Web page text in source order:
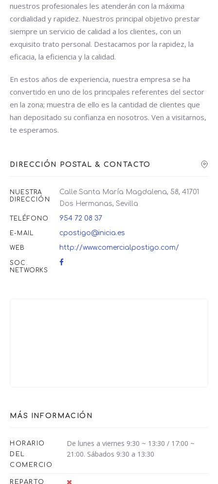
nuestros profesionales les atenderán con la máxima
cordialidad y rapidez. Nuestros principal objetivo prestar
siempre un servicio de calidad a los clientes, con un
exquisito trato personal. Destacamos por la rapidez, la
eficacia, la eficiencia y la calidad.
En estos años de experiencia, nuestra empresa se ha
convertido en uno de los principales referentes del sector
en la zona; muestra de ello es la cantidad de clientes que
han depositado su confianza en nosotros. Ven a visitarnos,
te esperamos.
DIRECCIÓN POSTAL & CONTACTO
NUESTRA
DIRECCIÓN
Calle Santa María Magdalena, 58, 41701
Dos Hermanas, Sevilla
TELÉFONO 954 72 08 37
E-MAIL cpostigo@inicia.es
WEB http://www.comercialpostigo.com/
SOC.
NETWORKS
MÁS INFORMACIÓN
HORARIO
DEL
COMERCIO
De lunes a viernes 9:30 ~ 13:30 / 17:00 ~
21:00. Sábados 9:30 a 13:30
REPARTO